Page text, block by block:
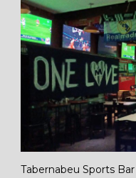
Tabernabeu Sports